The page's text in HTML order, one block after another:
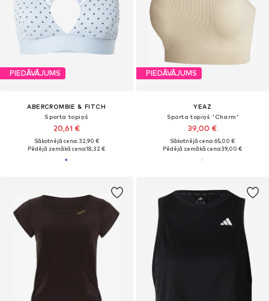
PIEDĀVĀJUMS
ABERCROMBIE & FITCH
Sporta topiņš
20,61 €
Sākotnējā cena: 32,90 €
Pēdējā zemākā cena:18,32 €
PIEDĀVĀJUMS
YEAZ
Sporta topiņš 'Charm'
39,00 €
Sākotnējā cena: 65,00 €
Pēdējā zemākā cena:39,00 €